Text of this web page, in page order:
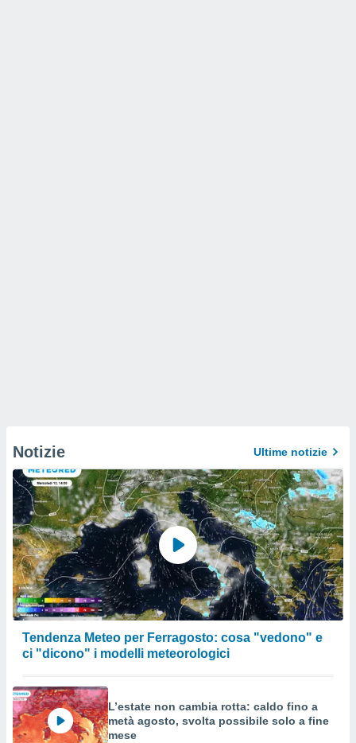
Notizie Ultime notizie
Tendenza Meteo per Ferragosto: cosa "vedono" e
ci "dicono" i modelli meteorologici
L’estate non cambia rotta: caldo fino a
metà agosto, svolta possibile solo a fine
mese